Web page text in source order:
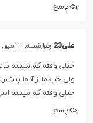
پاسخ
علی23 چهارشنبه, ۲۳ مهر, ۱۴۰۴ - ۱۶:۲۸
خیلی وقته که میشه
ولی خب ما از آدما
خیلی وقته که میشه
پاسخ